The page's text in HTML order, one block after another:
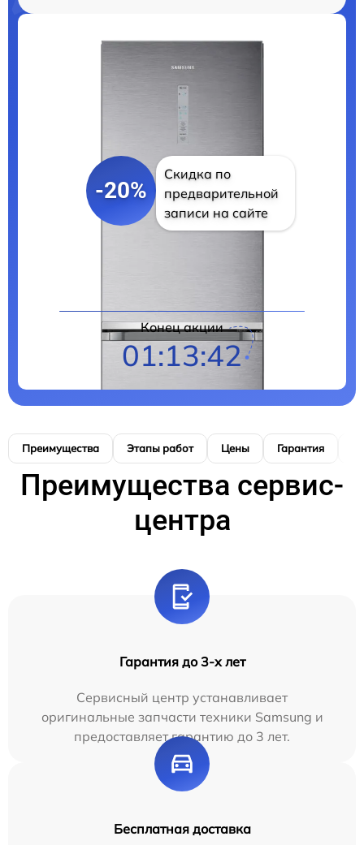
-20%
Скидка по
предварительной
записи на сайте
Конец акции
01:13:41
Преимущества Этапы работ Цены Гарантия
Преимущества сервис-
центра
Гарантия до 3-х лет
Сервисный центр устанавливает
оригинальные запчасти техники Samsung и
предоставляет гарантию до 3 лет.
Бесплатная доставка